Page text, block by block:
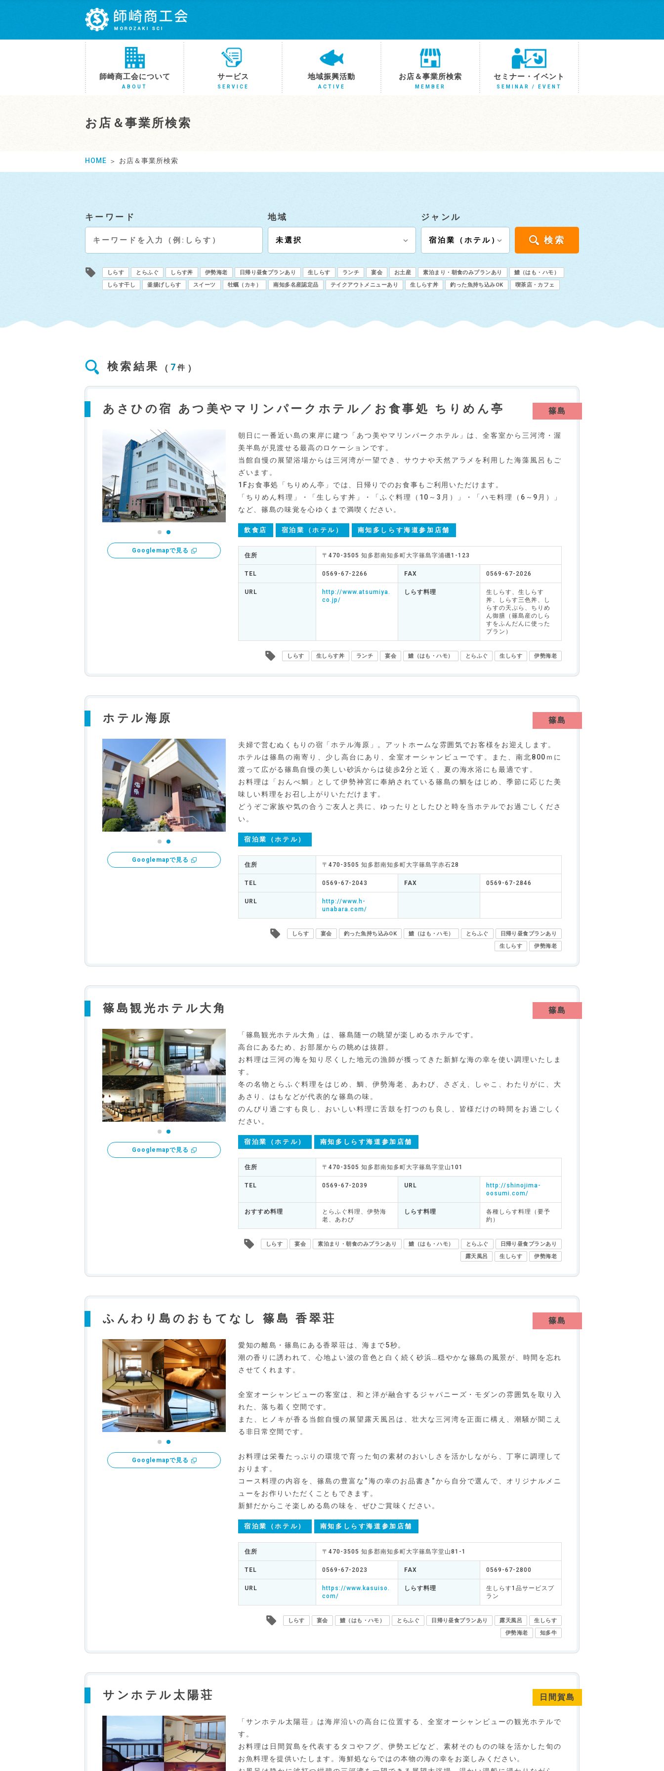
師崎商工会について
ABOUT
サービス
SERVICE
地域振興活動
ACTIVE
お店＆事業所検索
MEMBER
セミナー・イベント
SEMINAR / EVENT
お店＆事業所検索
HOME お店＆事業所検索
キーワード
しらす とらふぐ しらす丼 伊勢海老 日帰り昼食プランあり 生しらす ランチ 宴会 お土産 素泊まり・朝食のみプランあり
鱧（はも・ハモ）
しらす干し
釜揚げしらす スイーツ 牡蠣（カキ） 南知多名産認定品 テイクアウトメニューあり 生しらす丼 釣った魚持ち込みOK 喫茶店・カフェ
地域 ジャンル
検索
検索結果 7件
あさひの宿 あつ美やマリンパークホテル／お食事処 ちりめん亭 篠島
Googlemapで見る
朝日に一番近い島の東岸に建つ「あつ美やマリンパークホテル」は、全客室から三河湾・渥
美半島が見渡せる最高のロケーションです。
当館自慢の展望浴場からは三河湾が一望でき、サウナや天然アラメを利用した海藻風呂もご
ざいます。
1Fお食事処「ちりめん亭」では、日帰りでのお食事もご利用いただけます。
「ちりめん料理」・「生しらす丼」・「ふぐ料理（10～3月）」・「ハモ料理（6～9月）」
など、篠島の味覚を心ゆくまで満喫ください。
飲食店 宿泊業（ホテル） 南知多しらす海道参加店舗
住所 〒470-3505 知多郡南知多町大字篠島字浦磯1-123
TEL 0569-67-2266 FAX 0569-67-2026
URL
http://www.atsumiya.
co.jp/
しらす料理
生しらす、生しらす
丼、しらす三色丼、し
らすの天ぷら、ちりめ
ん御膳（篠島産のしら
すをふんだんに使った
プラン）
しらす 生しらす丼 ランチ 宴会 鱧（はも・ハモ） とらふぐ 生しらす 伊勢海老
ホテル海原 篠島
Googlemapで見る
夫婦で営むぬくもりの宿「ホテル海原」。アットホームな雰囲気でお客様をお迎えします。
ホテルは篠島の南寄り、少し高台にあり、全室オーシャンビューです。また、南北800ｍに
渡って広がる篠島自慢の美しい砂浜からは徒歩2分と近く、夏の海水浴にも最適です。
お料理は「おんべ鯛」として伊勢神宮に奉納されている篠島の鯛をはじめ、季節に応じた美
味しい料理をお召し上がりいただけます。
どうぞご家族や気の合うご友人と共に、ゆったりとしたひと時を当ホテルでお過ごしくださ
い。
宿泊業（ホテル）
住所 〒470-3505 知多郡南知多町大字篠島字赤石28
TEL 0569-67-2043 FAX 0569-67-2846
URL
http://www.h-
unabara.com/
しらす 宴会 釣った魚持ち込みOK 鱧（はも・ハモ） とらふぐ
日帰り昼食プランあり
生しらす
伊勢海老
篠島観光ホテル大角 篠島
Googlemapで見る
「篠島観光ホテル大角」は、篠島随一の眺望が楽しめるホテルです。
高台にあるため、お部屋からの眺めは抜群。
お料理は三河の海を知り尽くした地元の漁師が獲ってきた新鮮な海の幸を使い調理いたしま
す。
冬の名物とらふぐ料理をはじめ、鯛、伊勢海老、あわび、さざえ、しゃこ、わたりがに、大
あさり、はもなどが代表的な篠島の味。
のんびり過ごすも良し、おいしい料理に舌鼓を打つのも良し、皆様だけの時間をお過ごしく
ださい。
宿泊業（ホテル） 南知多しらす海道参加店舗
住所 〒470-3505 知多郡南知多町大字篠島字堂山101
TEL 0569-67-2039 URL
http://shinojima-
oosumi.com/
おすすめ料理
とらふぐ料理、伊勢海
老、あわび
しらす料理
各種しらす料理（要予
約）
しらす 宴会 素泊まり・朝食のみプランあり 鱧（はも・ハモ） とらふぐ
日帰り昼食プランあり
露天風呂
生しらす 伊勢海老
ふんわり島のおもてなし 篠島 香翠荘 篠島
Googlemapで見る
愛知の離島・篠島にある香翠荘は、海まで5秒。
潮の香りに誘われて、心地よい波の音色と白く続く砂浜…穏やかな篠島の風景が、時間を忘れ
させてくれます。
全室オーシャンビューの客室は、和と洋が融合するジャパニーズ・モダンの雰囲気を取り入
れた、落ち着く空間です。
また、ヒノキが香る当館自慢の展望露天風呂は、壮大な三河湾を正面に構え、潮騒が聞こえ
る非日常空間です。
お料理は栄養たっぷりの環境で育った旬の素材のおいしさを活かしながら、丁寧に調理して
おります。
コース料理の内容を、篠島の豊富な“海の幸のお品書き“から自分で選んで、オリジナルメニ
ューをお作りいただくこともできます。
新鮮だからこそ楽しめる島の味を、ぜひご賞味ください。
宿泊業（ホテル） 南知多しらす海道参加店舗
住所 〒470-3505 知多郡南知多町大字篠島字堂山81-1
TEL 0569-67-2023 FAX 0569-67-2800
URL
https://www.kasuiso.
com/
しらす料理
生しらす1品サービスプ
ラン
しらす 宴会 鱧（はも・ハモ） とらふぐ 日帰り昼食プランあり 露天風呂
生しらす
伊勢海老
知多牛
サンホテル太陽荘 日間賀島
「サンホテル太陽荘」は海岸沿いの高台に位置する、全室オーシャンビューの観光ホテルで
す。
お料理は日間賀島を代表するタコやフグ、伊勢エビなど、素材そのものの味を活かした旬の
お魚料理を提供いたします。海鮮処ならではの本物の海の幸をお楽しみください。